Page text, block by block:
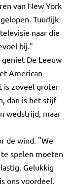
van New York
Tuurlijk
naar die
bij."
De Leeuw
American
is zoveel groter
dan is het stijf
wedstrijd, maar
de wind. "We
spelen moeten
Gelukkig
ons voordeel.